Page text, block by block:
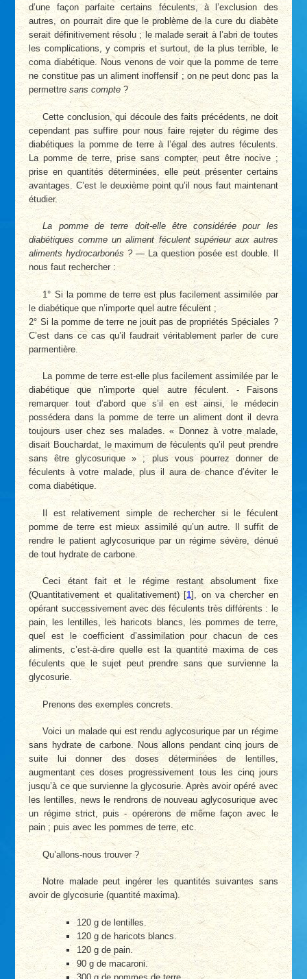
d’une façon parfaite certains féculents, à l’exclusion des
autres, on pourrait dire que le problème de la cure du diabète
serait définitivement résolu ; le malade serait à l’abri de toutes
les complications, y compris et surtout, de la plus terrible, le
coma diabétique. Nous venons de voir que la pomme de terre
ne constitue pas un aliment inoffensif ; on ne peut donc pas la
permettresans compte ?
Cette conclusion, qui découle des faits précédents, ne doit
cependant pas suffire pour nous faire rejeter du régime des
diabétiques la pomme de terre à l’égal des autres féculents.
La pomme de terre, prise sans compter, peut être nocive ;
prise en quantités déterminées, elle peut présenter certains
avantages. C’est le deuxième point qu’il nous faut maintenant
étudier.
La pomme de terre doit-elle être considérée pour les
diabétiques comme un aliment féculent supérieur aux autres
aliments hydrocarbonés ?— La question posée est double. Il
nous faut rechercher :
1° Si la pomme de terre est plus facilement assimilée par
le diabétique que n’importe quel autre féculent ;
2° Si la pomme de terre ne jouit pas de propriétés Spéciales ?
C’est dans ce cas qu’il faudrait véritablement parler de cure
parmentière.
La pomme de terre est-elle plus facilement assimilée par le
diabétique que n’importe quel autre féculent. - Faisons
remarquer tout d’abord que s’il en est ainsi, le médecin
possédera dans la pomme de terre un aliment dont il devra
toujours user chez ses malades. « Donnez à votre malade,
disait Bouchardat, le maximum de féculents qu’il peut prendre
sans être glycosurique » ; plus vous pourrez donner de
féculents à votre malade, plus il aura de chance d’éviter le
coma diabétique.
Il est relativement simple de rechercher si le féculent
pomme de terre est mieux assimilé qu’un autre. Il suffit de
rendre le patient aglycosurique par un régime sévère, dénué
de tout hydrate de carbone.
Ceci étant fait et le régime restant absolument fixe
(Quantitativement et qualitativement)[1] , on va chercher en
opérant successivement avec des féculents très différents : le
pain, les lentilles, les haricots blancs, les pommes de terre,
quel est le coefficient d’assimilation pour chacun de ces
aliments, c’est-à-dire quelle est la quantité maxima de ces
féculents que le sujet peut prendre sans que survienne la
glycosurie.
Prenons des exemples concrets.
Voici un malade qui est rendu aglycosurique par un régime
sans hydrate de carbone. Nous allons pendant cinq jours de
suite lui donner des doses déterminées de lentilles,
augmentant ces doses progressivement tous les cinq jours
jusqu’à ce que survienne la glycosurie. Après avoir opéré avec
les lentilles, news le rendrons de nouveau aglycosurique avec
un régime strict, puis - opérerons de même façon avec le
pain ; puis avec les pommes de terre, etc.
Qu’allons-nous trouver ?
Notre malade peut ingérer les quantités suivantes sans
avoir de glycosurie (quantité maxima).
120 g de lentilles.
120 g de haricots blancs.
120 g de pain.
90 g de macaroni.